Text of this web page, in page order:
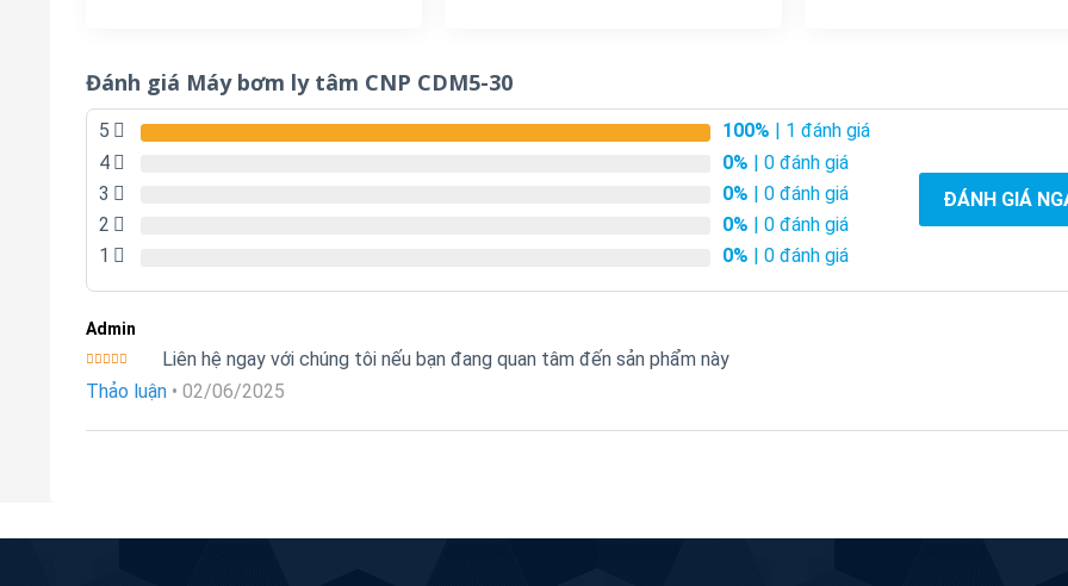
Đánh giá Máy bơm ly tâm CNP CDM5-30
5 100% | 1 đánh giá
4
0% | 0 đánh giá
3
0% | 0 đánh giá
2
0% | 0 đánh giá
1
0% | 0 đánh giá
ĐÁNH GIÁ
Admin
hạng55
Liên hệ ngay với chúng tôi nếu bạn đang quan tâm đến sản phẩm này
Thảo luận • 02/06/2025